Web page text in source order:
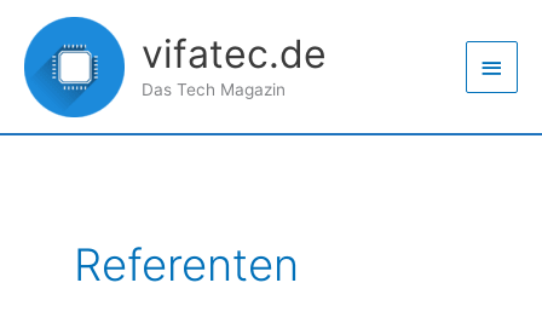
Inhalt
springen
vifatec.de
Das Tech Magazin
Referenten